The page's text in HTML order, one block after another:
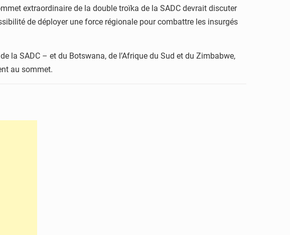
extraordinaire de la double troïka de la SADC devrait discuter
de déployer une force régionale pour combattre les insurgés
la SADC – et du Botswana, de l’Afrique du Sud et du Zimbabwe,
au sommet.